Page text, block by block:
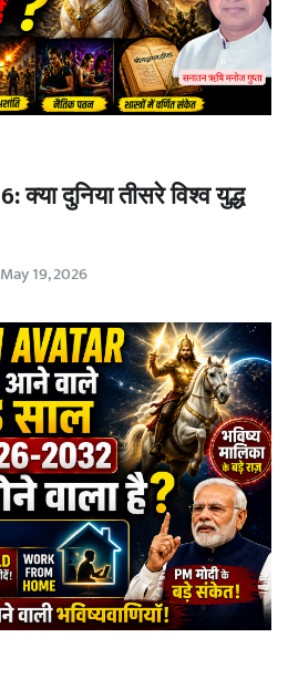
दुनिया तीसरे विश्व युद्ध
May 19, 2026